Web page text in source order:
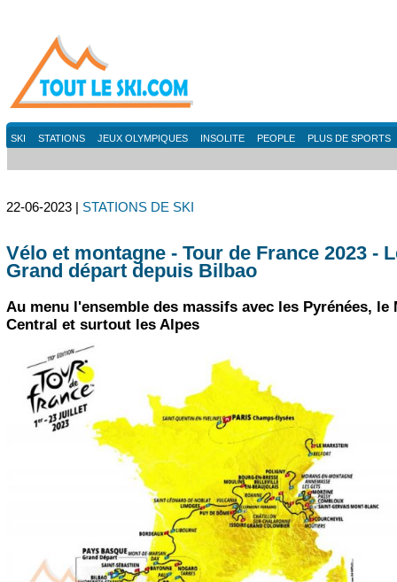
SKI STATIONS JEUX OLYMPIQUES INSOLITE PEOPLE PLUS DE SPORTS
22-06-2023 | STATIONS DE SKI
Vélo et montagne - Tour de France 2023 -
Grand départ depuis Bilbao
Au menu l'ensemble des massifs avec les Pyrénées, le
Central et surtout les Alpes